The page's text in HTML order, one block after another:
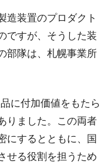
造装置のプロダクト
ですが、そうした装
部隊は、札幌事業所
に付加価値をもたら
りました。この両者
にするとともに、国
せる役割を担うため